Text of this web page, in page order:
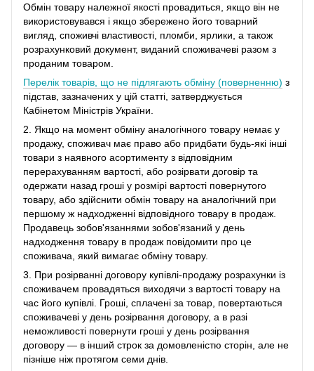
Обмін товару належної якості провадиться, якщо він не
використовувався і якщо збережено його товарний
вигляд, споживчі властивості, пломби, ярлики, а також
розрахунковий документ, виданий споживачеві разом з
проданим товаром.
Перелік товарів, що не підлягають обміну (поверненню) з
підстав, зазначених у цій статті, затверджується
Кабінетом Міністрів України.
2. Якщо на момент обміну аналогічного товару немає у
продажу, споживач має право або придбати будь-які інші
товари з наявного асортименту з відповідним
перерахуванням вартості, або розірвати договір та
одержати назад гроші у розмірі вартості повернутого
товару, або здійснити обмін товару на аналогічний при
першому ж надходженні відповідного товару в продаж.
Продавець зобов'язаннями зобов'язаний у день
надходження товару в продаж повідомити про це
споживача, який вимагає обміну товару.
3. При розірванні договору купівлі-продажу розрахунки із
споживачем провадяться виходячи з вартості товару на
час його купівлі. Гроші, сплачені за товар, повертаються
споживачеві у день розірвання договору, а в разі
неможливості повернути гроші у день розірвання
договору ― в інший строк за домовленістю сторін, але не
пізніше ніж протягом семи днів.